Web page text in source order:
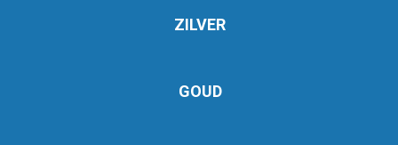
ZILVER
GOUD